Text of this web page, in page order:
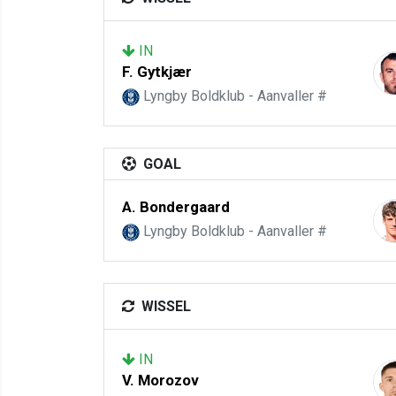
IN
F. Gytkjær
Lyngby Boldklub - Aanvaller #
GOAL
A. Bondergaard
Lyngby Boldklub - Aanvaller #
WISSEL
IN
V. Morozov